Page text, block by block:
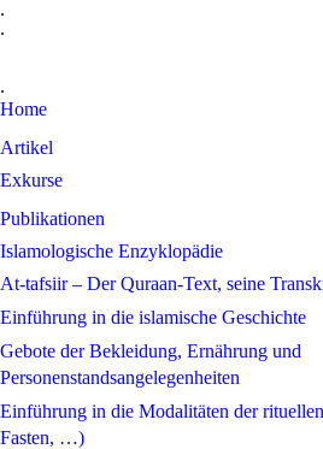
.
.
.
Home
Artikel
Exkurse
Publikationen
Islamologische Enzyklopädie
At-tafsiir – Der Quraan-Text, seine
Einführung in die islamische Geschichte
Gebote der Bekleidung, Ernährung und
Personenstandsangelegenheiten
Einführung in die Modalitäten der
Fasten, …)